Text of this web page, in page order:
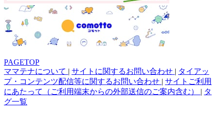
PAGETOP
ママテナについて | サイトに関するお問い合わせ | タイアッ
プ・コンテンツ配信等に関するお問い合わせ | サイトご利用
にあたって（ご利用端末からの外部送信のご案内含む） | タ
グ一覧